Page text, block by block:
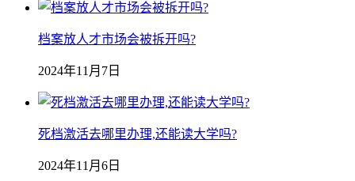
档案放人才市场会被拆开吗?
2024年11月7日
死档激活去哪里办理,还能读大学吗?
2024年11月6日